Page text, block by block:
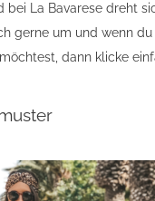
bei La Bavarese dreht
gerne um und wenn
dann klicke